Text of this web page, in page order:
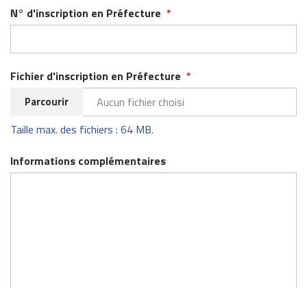
N° d'inscription en Préfecture *
Fichier d'inscription en Préfecture *
Parcourir
Aucun fichier choisi
Taille max. des fichiers : 64 MB.
Informations complémentaires